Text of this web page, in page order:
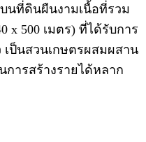
นที่ดินผืนงามเนื้อที่รวม
x 500 เมตร) ที่ได้รับการ
ป็นสวนเกษตรผสมผสาน
ารสร้างรายได้หลาก